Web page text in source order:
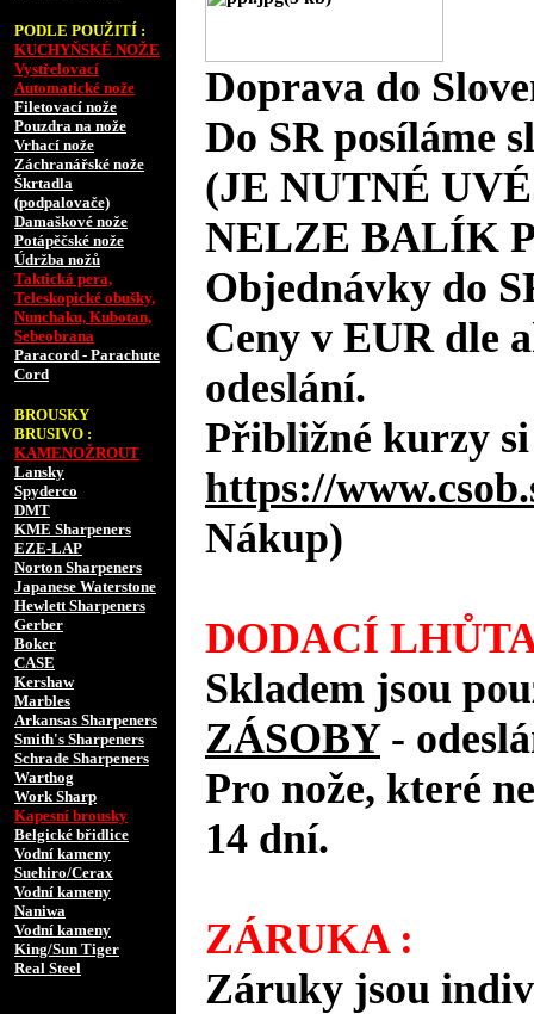
PODLE POUŽITÍ :
KUCHYŇSKÉ NOŽE
Vystřelovací
Automatické nože
Filetovací nože
Pouzdra na nože
Vrhací nože
Záchranářské nože
Škrtadla
(podpalovače)
Damaškové nože
Potápěčské nože
Údržba nožů
Taktická pera,
Teleskopické obušky,
Nunchaku, Kubotan,
Sebeobrana
Paracord - Parachute
Cord
BROUSKY
BRUSIVO :
KAMENOŽROUT
Lansky
Spyderco
DMT
KME Sharpeners
EZE-LAP
Norton Sharpeners
Japanese Waterstone
Hewlett Sharpeners
Gerber
Boker
CASE
Kershaw
Marbles
Arkansas Sharpeners
Smith's Sharpeners
Schrade Sharpeners
Warthog
Work Sharp
Kapesní brousky
Belgické břidlice
Vodní kameny
Suehiro/Cerax
Vodní kameny
Naniwa
Vodní kameny
King/Sun Tiger
Real Steel
Doprava do
Do SR posíláme
(JE NUTNÉ
NELZE BALÍK
Objednávky do
Ceny v EUR dle
odeslání.
Přibližné kurzy si
https://
Nákup)
DODACÍ
Skladem jsou
ZÁSOBY -
Pro nože, které
14 dní.
ZÁRUKA :
Záruky jsou